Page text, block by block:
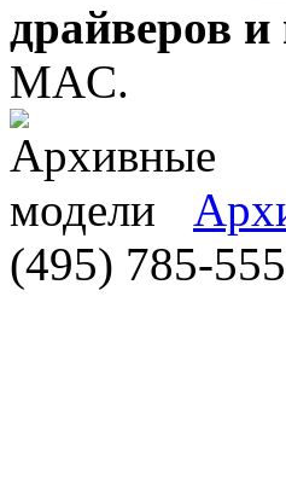
драйверов
MAC.
(495) 785-